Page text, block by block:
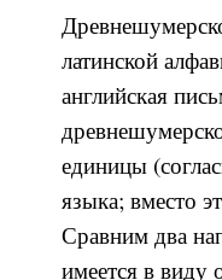
латинской
английская
единицы
языка; вместо
Сравним два
имеется в виду